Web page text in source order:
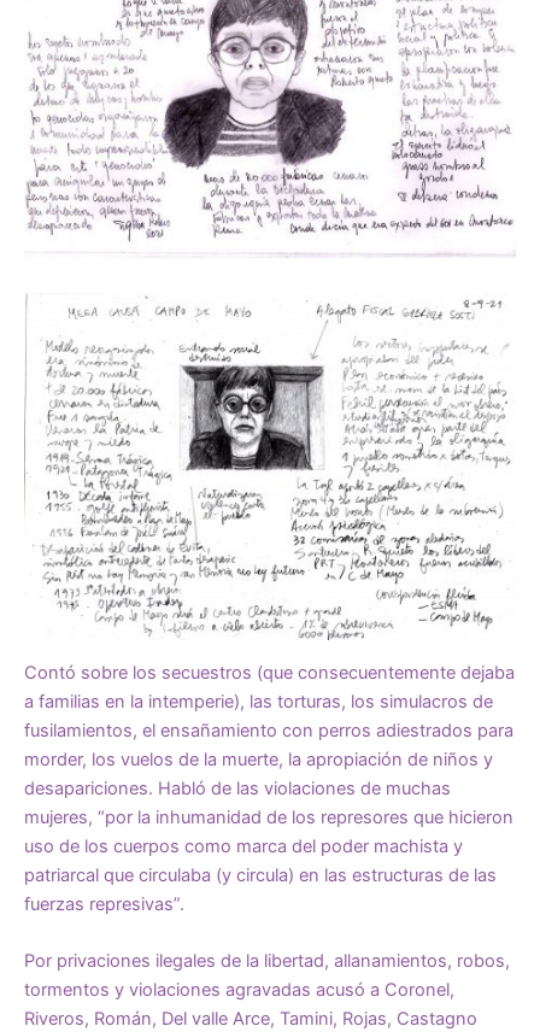
Contó sobre los secuestros (que consecuentemente dejaba
a familias en la intemperie), las torturas, los simulacros de
fusilamientos, el ensañamiento con perros adiestrados para
morder, los vuelos de la muerte, la apropiación de niños y
desapariciones. Habló de las violaciones de muchas
mujeres, “por la inhumanidad de los represores que hicieron
uso de los cuerpos como marca del poder machista y
patriarcal que circulaba (y circula) en las estructuras de las
fuerzas represivas”.
Por privaciones ilegales de la libertad, allanamientos, robos,
tormentos y violaciones agravadas acusó a Coronel,
Riveros, Román, Del valle Arce, Tamini, Rojas, Castagno